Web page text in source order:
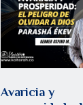
Avaricia y